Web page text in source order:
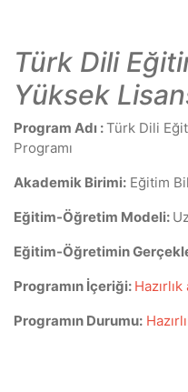
Türk Dili
Yüksek
Program Adı :Türk Dili
Programı
Akademik Birimi: Eğitim
Eğitim-Öğretim Modeli:
Eğitim-Öğretimin
Programın İçeriği:
Programın Durumu: